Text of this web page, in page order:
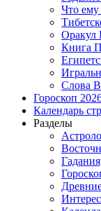
Что ему
Оракул
Книга
Слова
Гороскоп
Календарь
Разделы